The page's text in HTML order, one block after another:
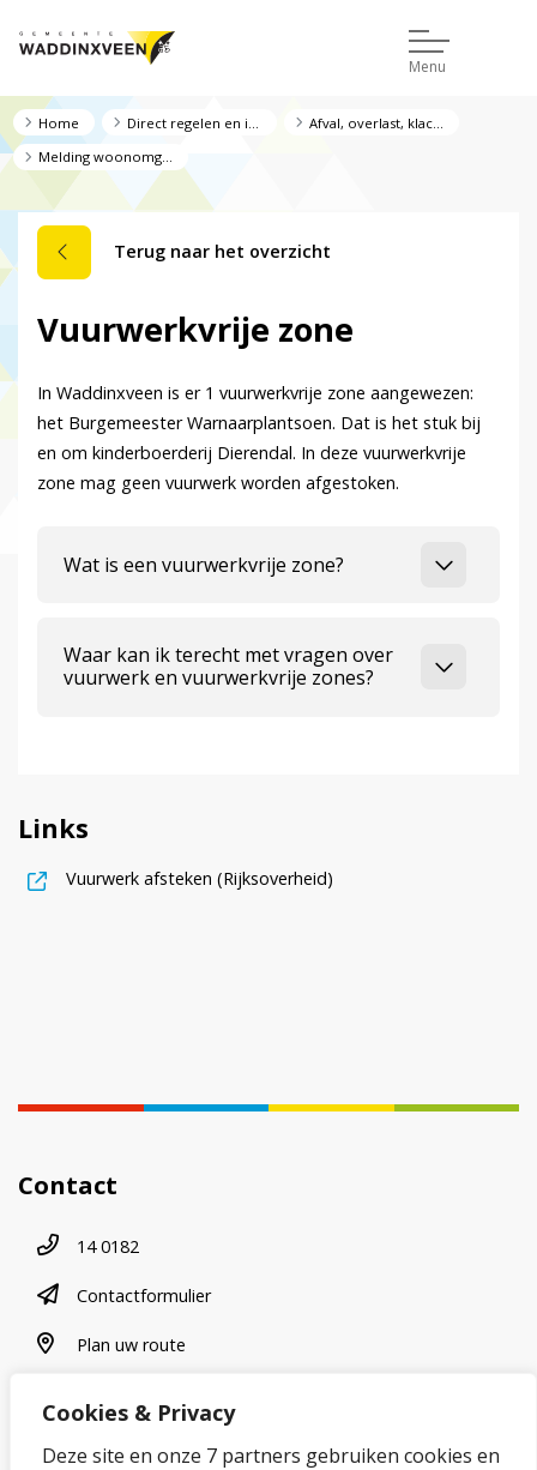
Cookies & Privacy
Deze site en onze 7 partners gebruiken cookies en
Menu
Home
Afval, overlast, klacht of melding
Melding woonomgeving
Terug naar het overzicht
Vuurwerkvrije zone
In Waddinxveen is er 1 vuurwerkvrije zone aangewezen:
het Burgemeester Warnaarplantsoen. Dat is het stuk bij
en om kinderboerderij Dierendal. In deze vuurwerkvrije
zone mag geen vuurwerk worden afgestoken.
Wat is een vuurwerkvrije zone?
Waar kan ik terecht met vragen over
vuurwerk en vuurwerkvrije zones?
Links
Vuurwerk afsteken (Rijksoverheid)
Contact
Telefoonnummer
14 0182
contactformulier
Contactformulier
plan uw route
Plan uw route
Over onze website